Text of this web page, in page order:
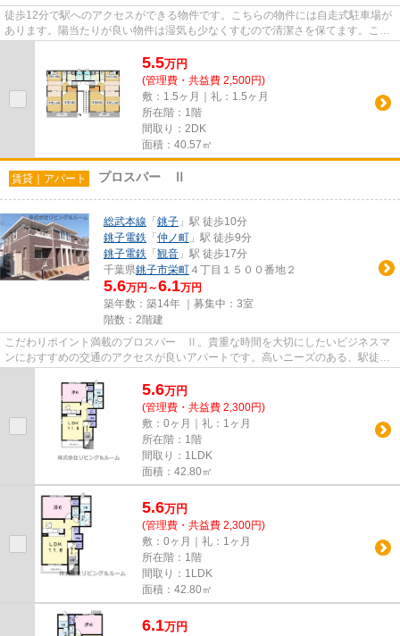
徒歩12分で駅へのアクセスができる物件です。こちらの物件には自走式駐車場が
あります。陽当たりが良い物件は湿気も少なくすむので清潔さを保てます。こち
5.5万円
(管理費・共益費 2,500円)
敷：1.5ヶ月｜礼：1.5ヶ月
所在階：1階
間取り：2DK
面積：40.57㎡
賃貸｜アパート プロスパー Ⅱ
総武本線 「 銚子 」駅 徒歩10分
銚子電鉄 「 仲ノ町 」駅 徒歩9分
銚子電鉄 「 観音 」駅 徒歩17分
千葉県銚子市栄町 ４丁目１５００番地２
5.6万円～6.1万円
築年数：築14年 ｜募集中： 3室
階数：2階建
こだわりポイント満載のプロスパー Ⅱ。貴重な時間を大切にしたいビジネスマ
ンにおすすめの交通のアクセスが良いアパートです。高いニーズのある、駅徒歩
5.6万円
(管理費・共益費 2,300円)
敷：0ヶ月｜礼：1ヶ月
所在階：1階
間取り：1LDK
面積：42.80㎡
5.6万円
(管理費・共益費 2,300円)
敷：0ヶ月｜礼：1ヶ月
所在階：1階
間取り：1LDK
面積：42.80㎡
6.1万円